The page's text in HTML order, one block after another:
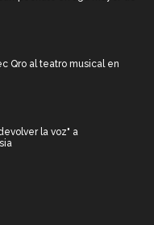
Qro al teatro musical en
la voz" a